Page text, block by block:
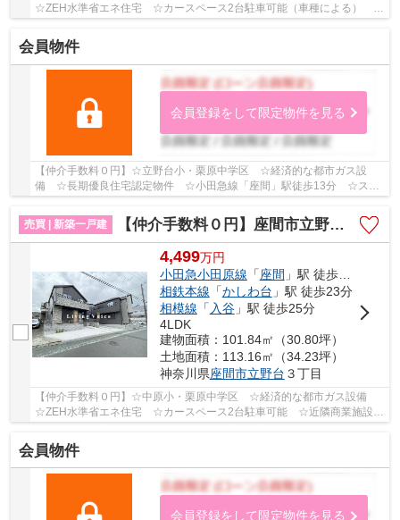
☆ZEH水準省エネ住宅 ☆カースペース2台駐車可能（車種による）
☆2路線2駅利用可 ☆リビングイン階段 ☆コンビニ徒歩圏...
会員物件
会員登録をして限定物件を見る
【仲介手数料０円】☆立野台小・栗原中学区 ☆経済的な都市ガス設
備 ☆長期優良住宅認定物件 ☆小田急線「座間」駅徒歩13分 ☆スー
パー近く利便性良好 ☆地震に強い耐震等級 ☆カースペ...
売買 | 新築一戸建
【仲介手数料０円】座間市立野台2期 新築一戸建て 全3棟
4,499万円
小田急小田原線 「座間 」駅 徒歩13分
相鉄本線 「かしわ台 」駅 徒歩23分
相模線 「 入谷」駅 徒歩25分
4LDK
建物面積：101.84㎡（30.80坪）
土地面積：113.16㎡（34.23坪）
神奈川県座間市立野台 ３丁目
【仲介手数料０円】☆中原小・栗原中学区 ☆経済的な都市ガス設備
☆ZEH水準省エネ住宅 ☆カースペース2台駐車可能 ☆近隣商業施設が
多数あり住環境良好 ☆収納スペース豊富♪ 【座間市...
会員物件
会員登録をして限定物件を見る